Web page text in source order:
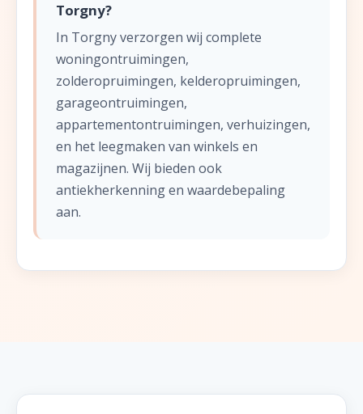
Torgny?
In Torgny verzorgen wij complete
woningontruimingen,
zolderopruimingen, kelderopruimingen,
garageontruimingen,
appartementontruimingen, verhuizingen,
en het leegmaken van winkels en
magazijnen. Wij bieden ook
antiekherkenning en waardebepaling
aan.